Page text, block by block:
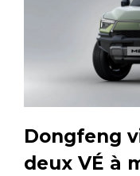
Dongfeng
deux VÉ à